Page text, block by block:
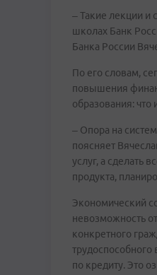
– Такие лекции и
школах Банк
Банка России
По его словам,
повышения
образования: что
– Опора на
поясняет
услуг, а сделать
продукта,
Экономический
невозможность
конкретного
трудоспособного
по кредиту. Это